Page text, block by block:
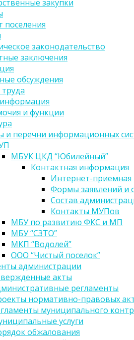
закупки
поселения
законодательство
заключения
обсуждения
и функции
и перечни информационных
МБУК ЦКД “Юбилейный”
Контактная информация
Интернет-приемная
Формы заявлений и
Состав
Контакты МУПов
МБУ по развитию ФКС и МП
МБУ “СЗТО”
МКП “Водолей”
ООО “Чистый поселок”
администрации
акты
регламенты
нормативно-правовых
муниципального
услуги
обжалования